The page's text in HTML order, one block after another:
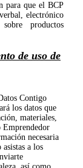
para que el BCP
electrónico
productos
de uso de
Contigo
los datos que
materiales,
Emprendedor
necesaria
a los